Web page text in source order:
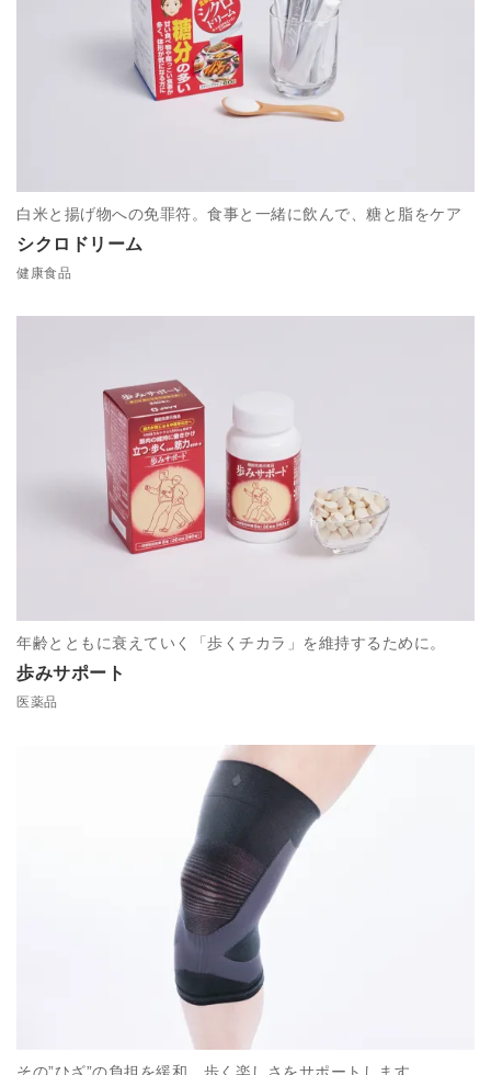
シクロドリーム
白米と揚げ物への免罪符。食事と一緒に飲んで、糖と脂をケア
健康食品
歩みサポート
年齢とともに衰えていく「歩くチカラ」を維持するために。
医薬品